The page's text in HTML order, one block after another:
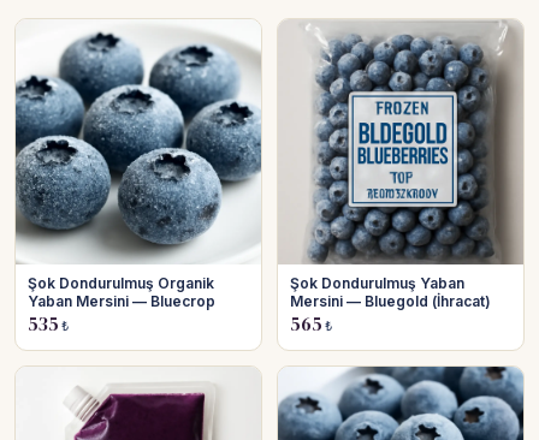
Şok Dondurulmuş Organik
Yaban Mersini — Bluecrop
535 ₺
Şok Dondurulmuş Yaban
Mersini — Bluegold (İhracat)
565 ₺